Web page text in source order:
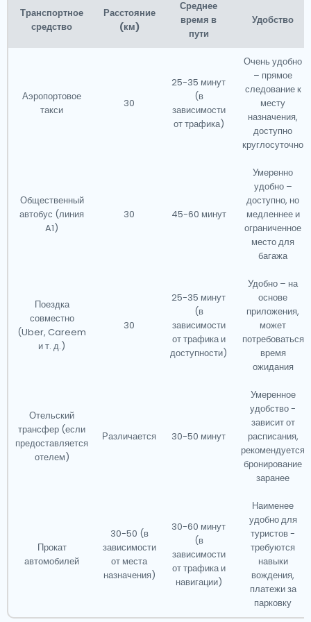
гарантирует незабываемое приключение.
Транспортное
средство
Расстояние
(км)
Среднее
время в
пути
Удобство
Аэропортовое
такси
30
25-35 минут
(в
зависимости
от трафика)
Очень удобно
– прямое
следование к
месту
назначения,
доступно
круглосуточно
Общественный
автобус (линия
A1)
30 45-60 минут
Умеренно
удобно –
доступно, но
медленнее и
ограниченное
место для
багажа
Поездка
совместно
(Uber, Careem
и т. д.)
30
25-35 минут
(в
зависимости
от трафика и
доступности)
Удобно – на
основе
приложения,
может
потребоваться
время
ожидания
Отельский
трансфер (если
предоставляется
отелем)
Различается 30-50 минут
Умеренное
удобство -
зависит от
расписания,
рекомендуется
бронирование
заранее
Прокат
автомобилей
30-50 (в
зависимости
от места
назначения)
30-60 минут
(в
зависимости
от трафика и
навигации)
Наименее
удобно для
туристов -
требуются
навыки
вождения,
платежи за
парковку